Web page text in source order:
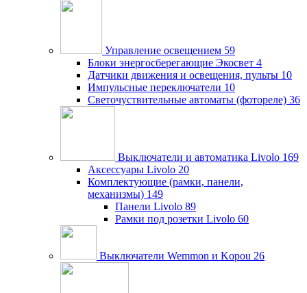
Управление освещением 59
Блоки энергосберегающие Экосвет 4
Датчики движения и освещения, пульты 10
Импульсные переключатели 10
Светочуствительные автоматы (фотореле) 36
Выключатели и автоматика Livolo 169
Аксессуары Livolo 20
Комплектующие (рамки, панели,
механизмы) 149
Панели Livolo 89
Рамки под розетки Livolo 60
Выключатели Wemmon и Kopou 26